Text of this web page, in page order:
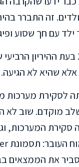
זה התברר
עם חך שסוע
התובעת, בת 24 בעת ההיריון
אלא שהיא לא הגיעה.
לסקירת מערכות
מוקדם. שוב לא
סקירת המערכות,
את הממצאים